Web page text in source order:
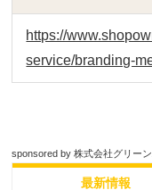
https://
service/branding-
sponsored by 株式会社グリー
最新情報